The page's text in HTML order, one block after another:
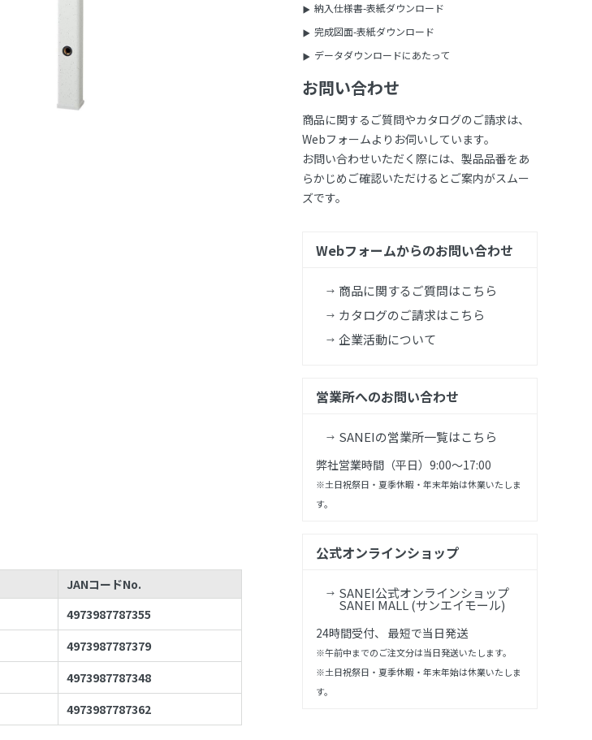
JANコードNo.
4973987787355
4973987787379
4973987787348
4973987787362
納入仕様書-表紙ダウンロード
完成図面-表紙ダウンロード
データダウンロードにあたって
お問い合わせ
商品に関するご質問やカタログのご請求は、
Webフォームよりお伺いしています。
お問い合わせいただく際には、製品品番をあ
らかじめご確認いただけるとご案内がスムー
ズです。
Webフォームからのお問い合わせ
商品に関するご質問はこちら
カタログのご請求はこちら
企業活動について
営業所へのお問い合わせ
SANEIの営業所一覧はこちら
弊社営業時間（平日）9:00～17:00
※土日祝祭日・夏季休暇・年末年始は休業いたしま
す。
公式オンラインショップ
SANEI公式オンラインショップ
SANEI MALL (サンエイモール)
24時間受付、 最短で当日発送
※午前中までのご注文分は当日発送いたします。
※土日祝祭日・夏季休暇・年末年始は休業いたしま
す。